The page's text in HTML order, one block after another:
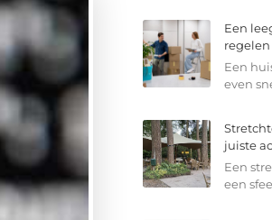
Een
regelen
Een
even
juiste
Een
een